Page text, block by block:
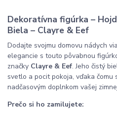
Dekoratívna figúrka –
Biela – Clayre & Eef
Dodajte svojmu domovu nádych
elegancie s touto pôvabnou
značky Clayre & Eef. Jeho čistý
svetlo a pocit pokoja, vďaka čomu
nadčasovým doplnkom vašej
Prečo si ho zamilujete: